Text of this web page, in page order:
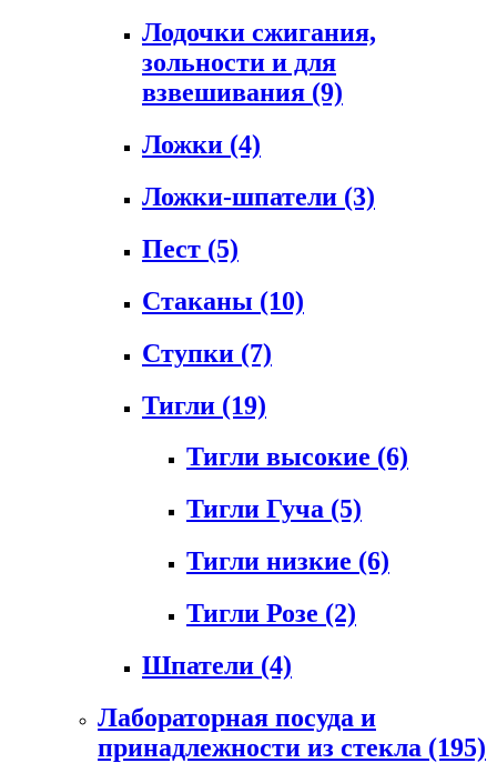
Лодочки сжигания,
зольности и для
взвешивания (9)
Ложки (4)
Ложки-шпатели (3)
Пест (5)
Стаканы (10)
Ступки (7)
Тигли (19)
Тигли высокие (6)
Тигли Гуча (5)
Тигли низкие (6)
Тигли Розе (2)
Шпатели (4)
Лабораторная посуда и
принадлежности из стекла (195)